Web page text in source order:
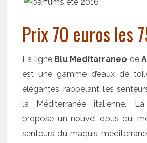
Prix 70 euros les
La ligne Blu Meditarraneo de
est une gamme d’eaux de
élégantes rappelant les
la Méditerranée italienne.
propose un nouvel opus qui
senteurs du maquis